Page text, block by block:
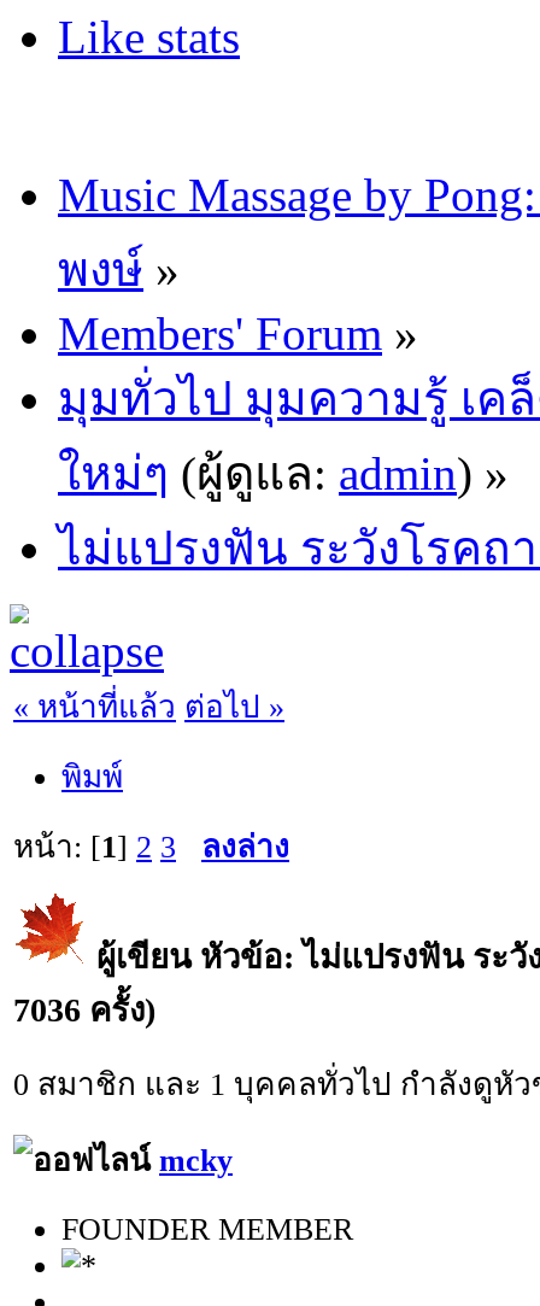
Like stats
Music Massage by
พงษ์ »
Members' Forum »
มุมทั่วไป มุมความรู้ เค
ใหม่ๆ (ผู้ดูแล: admin) »
ไม่แปรงฟัน ระวังโรคถ
« หน้าที่แล้ว ต่อไป »
พิมพ์
หน้า: [1] 2 3 ลงล่าง
ผู้เขียนหัวข้อ: ไม่แปรงฟัน ระวั
7036 ครั้ง)
0 สมาชิก และ 1 บุคคลทั่วไป กำลังดูหั
mcky
FOUNDER MEMBER